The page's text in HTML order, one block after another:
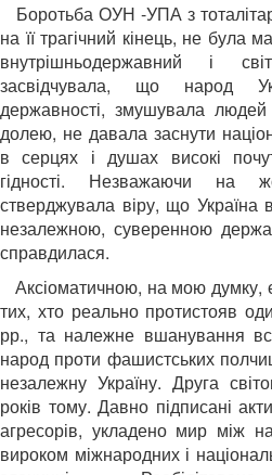
Боротьба ОУН -УПА з
на її трагічний кінець, не
внутрішньодержавний і
засвідчувала, що народ
державності, змушувала
долею, не давала заснути
в серцях і душах високі
гідності. Незважаючи на
стверджувала віру, що Україна
незалежною, суверенною
справдилася.
Аксіоматичною, на мою думку,
тих, хто реально протистояв
рр., та належне вшанування
народ проти фашистських
незалежну Україну. Друга
років тому. Давно підписані
агресорів, укладено мир між
вироком міжнародних і